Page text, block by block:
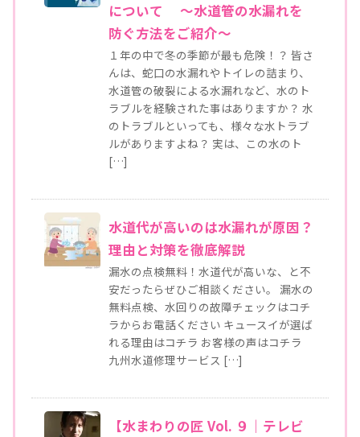
について ～水道管の水漏れを
防ぐ方法をご紹介～
１年の中で冬の季節が最も危険！？ 皆さ
んは、蛇口の水漏れやトイレの詰まり、
水道管の破裂による水漏れなど、水のト
ラブルを経験された事はありますか？ 水
のトラブルといっても、様々な水トラブ
ルがありますよね？ 実は、この水のト
[…]
水道代が高いのは水漏れが原因？
理由と対策を徹底解説
漏水の点検無料！水道代が高いな、と不
安だったらぜひご相談ください。 漏水の
無料点検、水回りの故障チェックはコチ
ラからお電話ください キュースイが選ば
れる理由はコチラ お客様の声はコチラ
九州水道修理サービス […]
【水まわりの匠 Vol. ９｜テレビ